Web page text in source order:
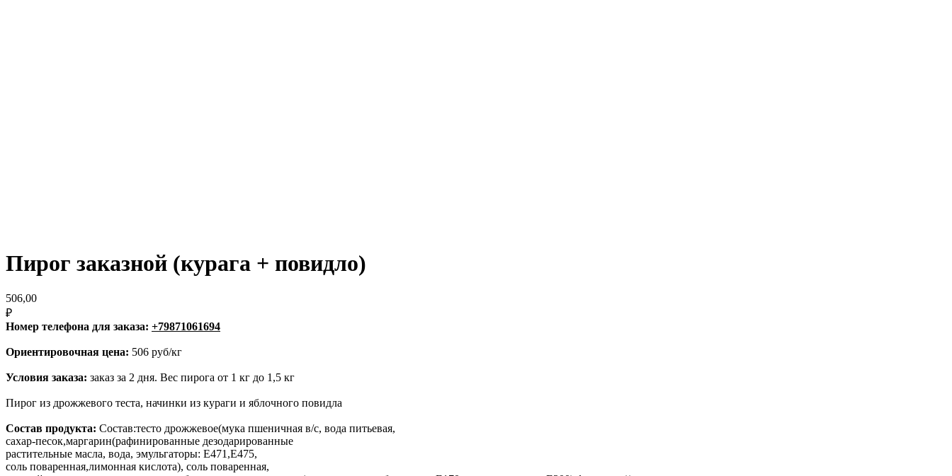
Пирог заказной (курага + повидло)
506,00
₽
Номер телефона для заказа: +79871061694
Ориентировочная цена: 506 руб/кг
Условия заказа: заказ за 2 дня. Вес пирога от 1 кг до 1,5 кг
Пирог из дрожжевого теста, начинки из кураги и яблочного повидла
Состав продукта: Состав:тесто дрожжевое(мука пшеничная в/с, вода питьевая,
сахар-песок,маргарин(рафинированные дезодарированные
растительные масла, вода, эмульгаторы: Е471,Е475,
соль поваренная,лимонная кислота), соль поваренная,